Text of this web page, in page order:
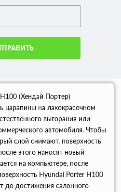
(Хендай Портер)
царапины на лакокрасочном
выгорания или
автомобиля. Чтобы
слой снимают, поверхность
этого наносят новый
на компьютере, после
Hyundai Porter Н100
до достижения салонного